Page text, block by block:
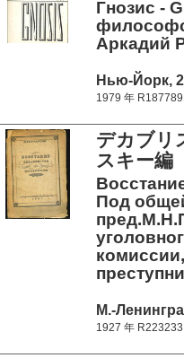
Гнозис -
Аркадий
Нью-Йорк,
1979 年 R187789
デカブ
スキー
Под
М.-
1927 年 R223233